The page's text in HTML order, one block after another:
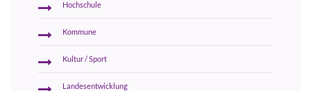
Hochschule
Kommune
Kultur / Sport
Landesentwicklung